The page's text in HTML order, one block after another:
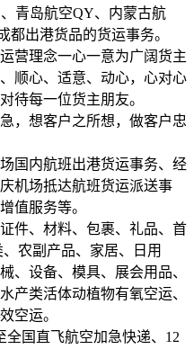
青岛航空QY、内蒙古航
都出港货品的货运事务。
营理念一心一意为广阔货主
顺心、适意、动心，心对心
待每一位货主朋友。
，想客户之所想，做客户忠
国内航班出港货运事务、经
机场抵达航班货运派送事
值服务等。
件、材料、包裹、礼品、首
农副产品、家居、日用
、设备、模具、展会用品、
产类活体动植物有氧空运、
空运。
全国直飞航空加急快递、12